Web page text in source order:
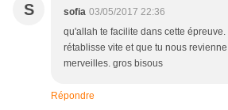
S sofia 03/05/2017 22:36
qu'allah te facilite dans cette
rétablisse vite et que tu nous
merveilles. gros bisous
Répondre